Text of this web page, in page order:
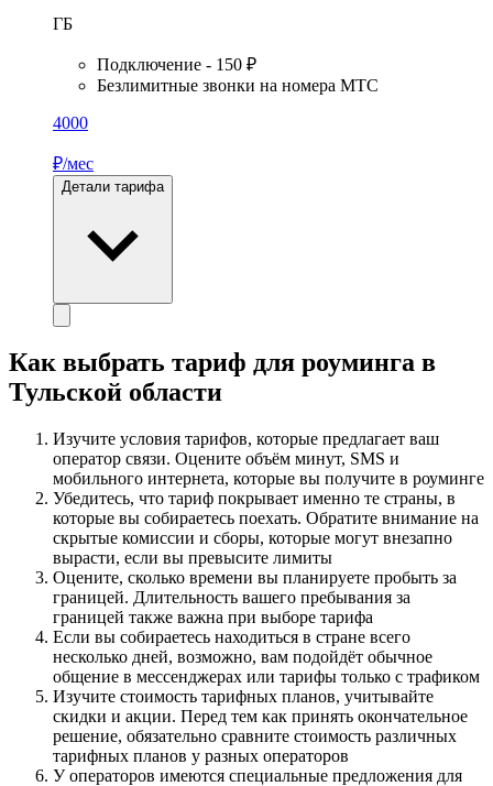
ГБ
Подключение - 150 ₽
Безлимитные звонки на номера МТС
4000
₽/мес
Детали тарифа
Как выбрать тариф для роуминга в
Тульской области
Изучите условия тарифов, которые предлагает ваш
оператор связи. Оцените объём минут, SMS и
мобильного интернета, которые вы получите в роуминге
Убедитесь, что тариф покрывает именно те страны, в
которые вы собираетесь поехать. Обратите внимание на
скрытые комиссии и сборы, которые могут внезапно
вырасти, если вы превысите лимиты
Оцените, сколько времени вы планируете пробыть за
границей. Длительность вашего пребывания за
границей также важна при выборе тарифа
Если вы собираетесь находиться в стране всего
несколько дней, возможно, вам подойдёт обычное
общение в мессенджерах или тарифы только с трафиком
Изучите стоимость тарифных планов, учитывайте
скидки и акции. Перед тем как принять окончательное
решение, обязательно сравните стоимость различных
тарифных планов у разных операторов
У операторов имеются специальные предложения для